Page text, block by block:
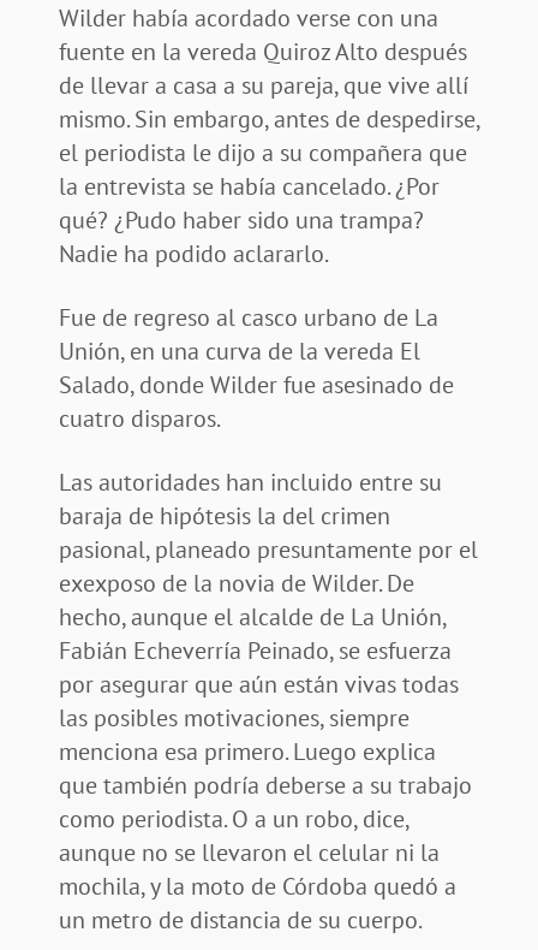
Wilder había acordado verse con una
fuente en la vereda Quiroz Alto después
de llevar a casa a su pareja, que vive allí
mismo. Sin embargo, antes de despedirse,
el periodista le dijo a su compañera que
la entrevista se había cancelado. ¿Por
qué? ¿Pudo haber sido una trampa?
Nadie ha podido aclararlo.
Fue de regreso al casco urbano de La
Unión, en una curva de la vereda El
Salado, donde Wilder fue asesinado de
cuatro disparos.
Las autoridades han incluido entre su
baraja de hipótesis la del crimen
pasional, planeado presuntamente por el
exexposo de la novia de Wilder. De
hecho, aunque el alcalde de La Unión,
Fabián Echeverría Peinado, se esfuerza
por asegurar que aún están vivas todas
las posibles motivaciones, siempre
menciona esa primero. Luego explica
que también podría deberse a su trabajo
como periodista. O a un robo, dice,
aunque no se llevaron el celular ni la
mochila, y la moto de Córdoba quedó a
un metro de distancia de su cuerpo.